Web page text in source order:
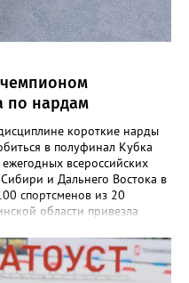
чемпионом
по нардам
короткие нарды
в полуфинал Кубка
всероссийских
и Дальнего Востока в
спортсменов из 20
области привезла
и Екатерины
представительницы Миасса
Лютова. Ещё одну